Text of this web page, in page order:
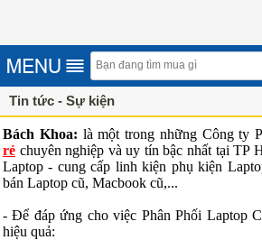
Tin tức - Sự kiện
Bách Khoa: là một trong những Công ty
rẻ chuyên nghiệp và uy tín bậc nhất tại TP
Laptop - cung cấp linh kiện phụ kiện
bán Laptop cũ, Macbook cũ,...
- Để đáp ứng cho việc Phân Phối Laptop
hiệu quả: